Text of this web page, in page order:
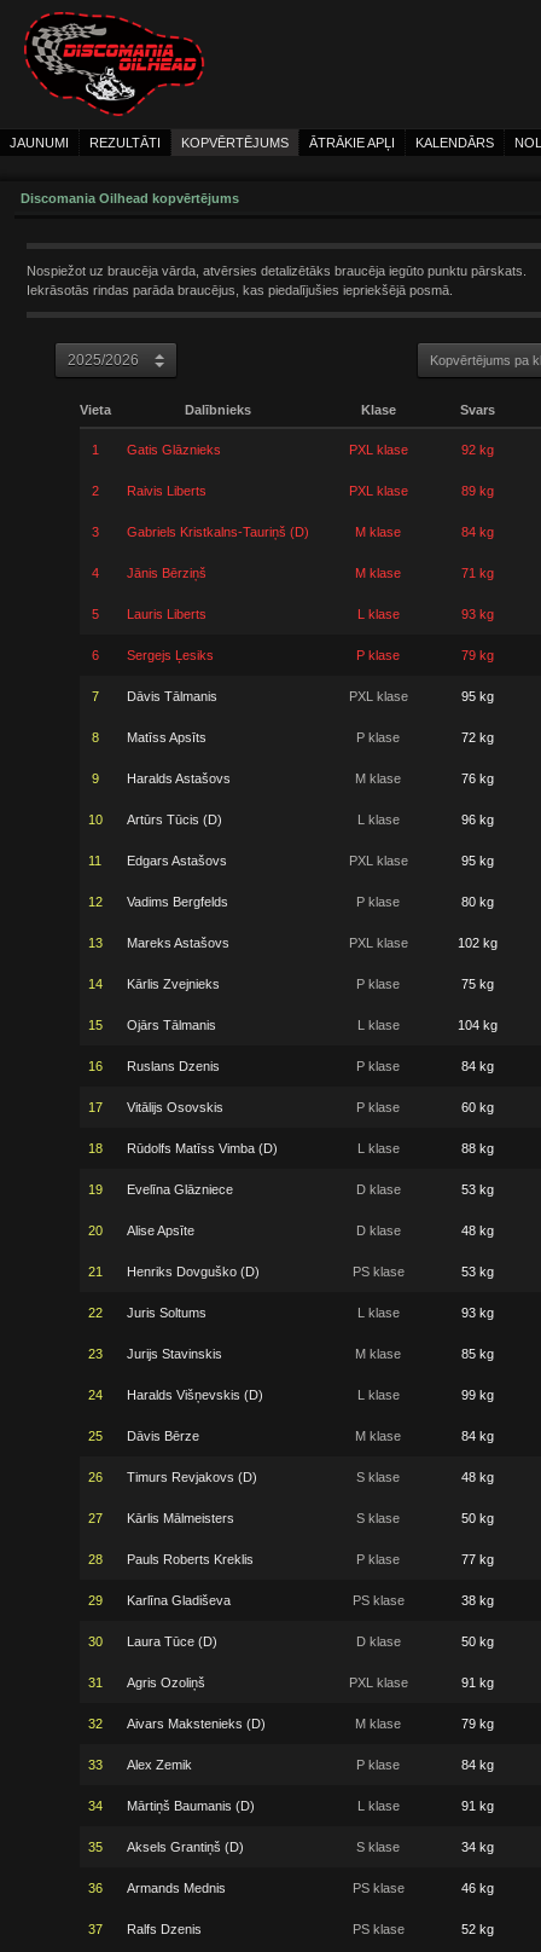
JAUNUMI REZULTĀTI KOPVĒRTĒJUMS ĀTRĀKIE APĻI KALENDĀRS
Discomania Oilhead kopvērtējums
Nospiežot uz braucēja vārda, atvērsies detalizētāks braucēja iegūto punktu pārskats.
Iekrāsotās rindas parāda braucējus, kas piedalījušies iepriekšējā posmā.
Kopvērtējums pa
Vieta Dalībnieks Klase Svars
1 Gatis Glāznieks PXL klase 92 kg
2 Raivis Liberts PXL klase 89 kg
3 Gabriels Kristkalns-Tauriņš (D) M klase 84 kg
4 Jānis Bērziņš M klase 71 kg
5 Lauris Liberts L klase 93 kg
6 Sergejs Ļesiks P klase 79 kg
7 Dāvis Tālmanis PXL klase 95 kg
8 Matīss Apsīts P klase 72 kg
9 Haralds Astašovs M klase 76 kg
10 Artūrs Tūcis (D) L klase 96 kg
11 Edgars Astašovs PXL klase 95 kg
12 Vadims Bergfelds P klase 80 kg
13 Mareks Astašovs PXL klase 102 kg
14 Kārlis Zvejnieks P klase 75 kg
15 Ojārs Tālmanis L klase 104 kg
16 Ruslans Dzenis P klase 84 kg
17 Vitālijs Osovskis P klase 60 kg
18 Rūdolfs Matīss Vimba (D) L klase 88 kg
19 Evelīna Glāzniece D klase 53 kg
20 Alise Apsīte D klase 48 kg
21 Henriks Dovguško (D) PS klase 53 kg
22 Juris Soltums L klase 93 kg
23 Jurijs Stavinskis M klase 85 kg
24 Haralds Višņevskis (D) L klase 99 kg
25 Dāvis Bērze M klase 84 kg
26 Timurs Revjakovs (D) S klase 48 kg
27 Kārlis Mālmeisters S klase 50 kg
28 Pauls Roberts Kreklis P klase 77 kg
29 Karlīna Gladiševa PS klase 38 kg
30 Laura Tūce (D) D klase 50 kg
31 Agris Ozoliņš PXL klase 91 kg
32 Aivars Makstenieks (D) M klase 79 kg
33 Alex Zemik P klase 84 kg
34 Mārtiņš Baumanis (D) L klase 91 kg
35 Aksels Grantiņš (D) S klase 34 kg
36 Armands Mednis PS klase 46 kg
37 Ralfs Dzenis PS klase 52 kg